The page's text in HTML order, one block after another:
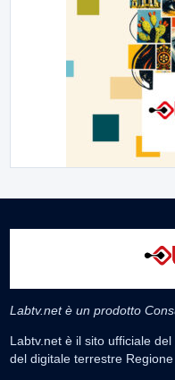
Labtv.net è un prodotto
Labtv.net è il sito ufficiale
del digitale terrestre